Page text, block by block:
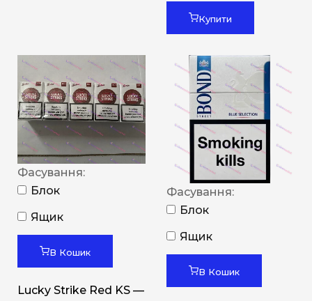
Купити
Фасування:
Блок
Ящик
В Кошик
Lucky Strike Red KS —
Фасування:
Блок
Ящик
В Кошик